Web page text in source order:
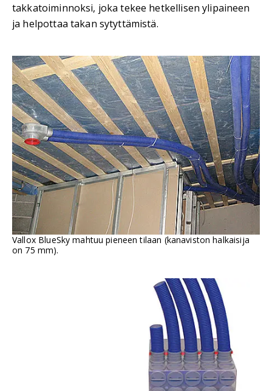
takkatoiminnoksi, joka tekee hetkellisen ylipaineen
ja helpottaa takan sytyttämistä.
Vallox BlueSky mahtuu pieneen tilaan (kanaviston halkaisija
on 75 mm).